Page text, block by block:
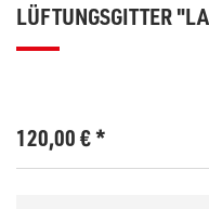
LÜFTUNGSGITTER
120,00€*